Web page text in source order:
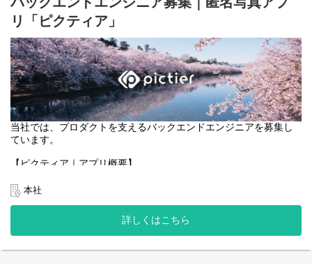
リ「ピクティア」
当社では、プロダクトを支えるバックエンドエンジニアを募集し
ています。
【ピクティア｜アプリ概要】
ピクティアは、言語を使わず、写真だけでつながる匿名写真アプ
リです。
同じ場所の変化や記憶を写真として共有できます。
一般的な写真SNSのようなコメントや言語によるやり取りはな
本社
詳しくはこちら